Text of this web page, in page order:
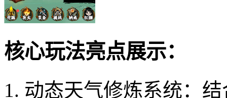
核心玩法亮点展示：
1. 动态天气修炼系统：